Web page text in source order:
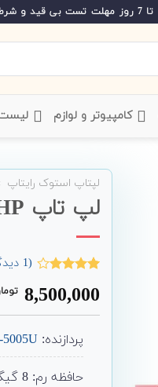
تا 7 روز مهلت تست بی قید و شرط و دوماه گارانتی رایگان
‌ کامپیوتر و لوازم
لپتاپ استوک رایتاپ
لپ تاپ HP مدل 250 G5 i3
4.00
از 5
مشتری
(
1
8,500,000
پردازنده:
حافظه رم: 8 گیگابایت (قابل ارتقا)